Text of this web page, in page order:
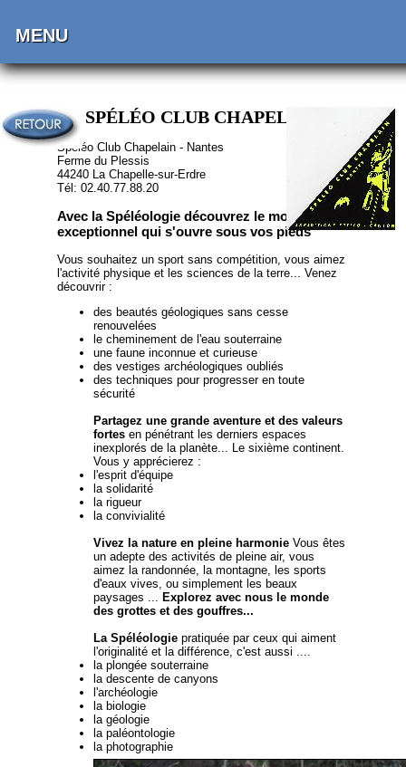
MENU
SPÉLÉO CLUB CHAPELAIN
Spéléo Club Chapelain - Nantes
Ferme du Plessis
44240 La Chapelle-sur-Erdre
Tél: 02.40.77.88.20
Avec la Spéléologie découvrez le monde
exceptionnel qui s'ouvre sous vos pieds
Vous souhaitez un sport sans compétition, vous aimez
l'activité physique et les sciences de la terre... Venez
découvrir :
des beautés géologiques sans cesse
renouvelées
le cheminement de l'eau souterraine
une faune inconnue et curieuse
des vestiges archéologiques oubliés
des techniques pour progresser en toute
sécurité
Partagez une grande aventure et des valeurs
fortesen pénétrant les derniers espaces
inexplorés de la planète... Le sixième continent.
Vous y apprécierez :
l'esprit d'équipe
la solidarité
la rigueur
la convivialité
Vivez la nature en pleine harmonieVous êtes
un adepte des activités de pleine air, vous
aimez la randonnée, la montagne, les sports
d'eaux vives, ou simplement les beaux
paysages ... Explorez avec nous le monde
des grottes et des gouffres...
La Spéléologiepratiquée par ceux qui aiment
l'originalité et la différence, c'est aussi ....
la plongée souterraine
la descente de canyons
l'archéologie
la biologie
la géologie
la paléontologie
la photographie